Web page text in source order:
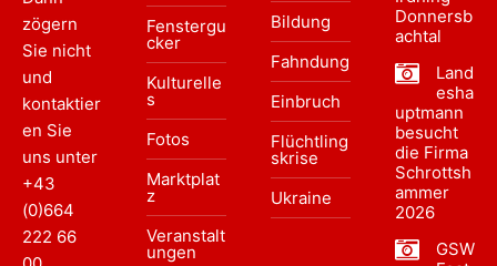
zögern
Sie nicht
und
kontaktier
en Sie
uns unter
+43
(0)664
222 66
Fenstergu
cker
Kulturelle
s
Fotos
Marktplat
z
Veranstalt
ungen
Bildung
Fahndung
Einbruch
Flüchtling
skrise
Ukraine
Donnersb
achtal
Land
esha
uptmann
besucht
die Firma
Schrottsh
ammer
2026
GSW